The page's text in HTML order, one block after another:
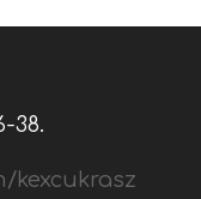
38.
kexcukrasz